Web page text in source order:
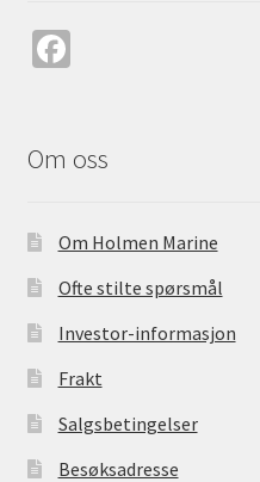
Fa
o
k
Om oss
Om Holmen Marine
Ofte stilte spørsmål
Investor-informasjon
Frakt
Salgsbetingelser
Besøksadresse